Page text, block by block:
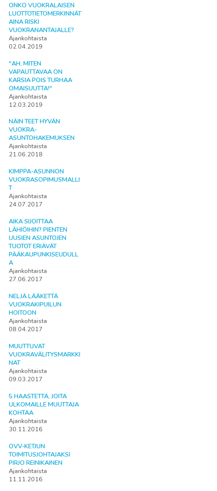
ONKO VUOKRALAISEN
LUOTTOTIETOMERKINNÄT
AINA RISKI
VUOKRANANTAJALLE?
Ajankohtaista
02.04.2019
"AH, MITEN
VAPAUTTAVAA ON
KARSIA POIS TURHAA
OMAISUUTTA!"
Ajankohtaista
12.03.2019
NÄIN TEET HYVÄN
VUOKRA-
ASUNTOHAKEMUKSEN
Ajankohtaista
21.06.2018
KIMPPA-ASUNNON
VUOKRASOPIMUSMALLI
T
Ajankohtaista
24.07.2017
AIKA SIJOITTAA
LÄHIÖIHIN? PIENTEN
UUSIEN ASUNTOJEN
TUOTOT ERIÄVÄT
PÄÄKAUPUNKISEUDULL
A
Ajankohtaista
27.06.2017
NELJÄ LÄÄKETTÄ
VUOKRAKIPUILUN
HOITOON
Ajankohtaista
08.04.2017
MUUTTUVAT
VUOKRAVÄLITYSMARKKI
NAT
Ajankohtaista
09.03.2017
5 HAASTETTA, JOITA
ULKOMAILLE MUUTTAJA
KOHTAA
Ajankohtaista
30.11.2016
OVV-KETJUN
TOIMITUSJOHTAJAKSI
PIRJO REINIKAINEN
Ajankohtaista
11.11.2016